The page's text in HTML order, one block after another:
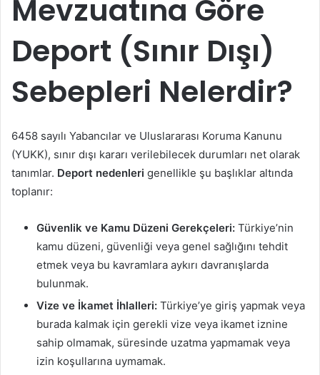
Mevzuatına Göre
Deport (Sınır Dışı)
Sebepleri Nelerdir?
6458 sayılı Yabancılar ve Uluslararası Koruma Kanunu
(YUKK), sınır dışı kararı verilebilecek durumları net olarak
tanımlar. Deport nedenleri genellikle şu başlıklar altında
toplanır:
Güvenlik ve Kamu Düzeni Gerekçeleri: Türkiye’nin
kamu düzeni, güvenliği veya genel sağlığını tehdit
etmek veya bu kavramlara aykırı davranışlarda
bulunmak.
Vize ve İkamet İhlalleri: Türkiye’ye giriş yapmak veya
burada kalmak için gerekli vize veya ikamet iznine
sahip olmamak, süresinde uzatma yapmamak veya
izin koşullarına uymamak.